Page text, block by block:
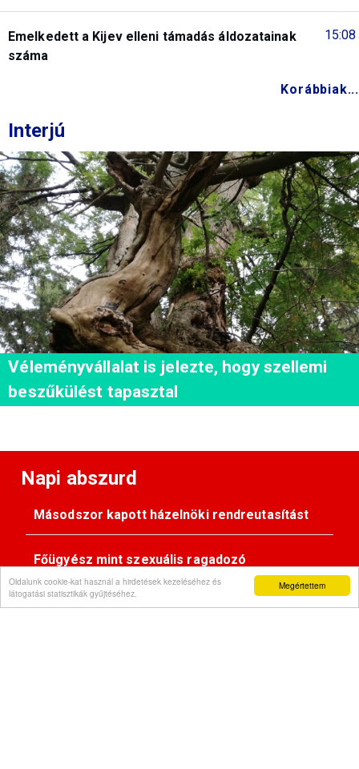
Megértettem
Oldalunk cookie-kat használ a hirdetések kezeléséhez és
látogatási statisztikák gyűjtéséhez.
15:08
Emelkedett a Kijev elleni támadás áldozatainak
száma
Korábbiak...
Interjú
Véleményvállalat is jelezte, hogy szellemi
beszűkülést tapasztal
Napi abszurd
Másodszor kapott házelnöki rendreutasítást
Főügyész mint szexuális ragadozó
Pimasz önkényúr